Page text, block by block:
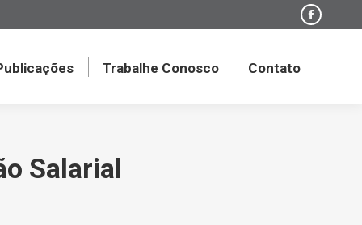
Trabalhe Conosco Contato
Salarial